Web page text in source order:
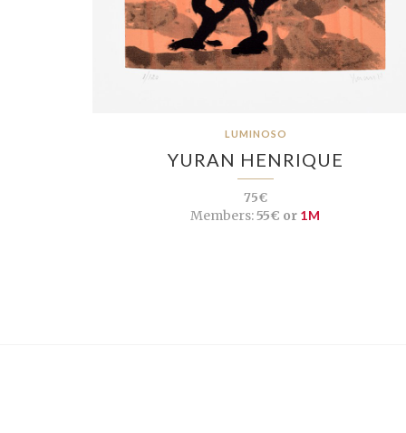
LUMINOSO
YURAN HENRIQUE
75€
Members:55€ or 1M